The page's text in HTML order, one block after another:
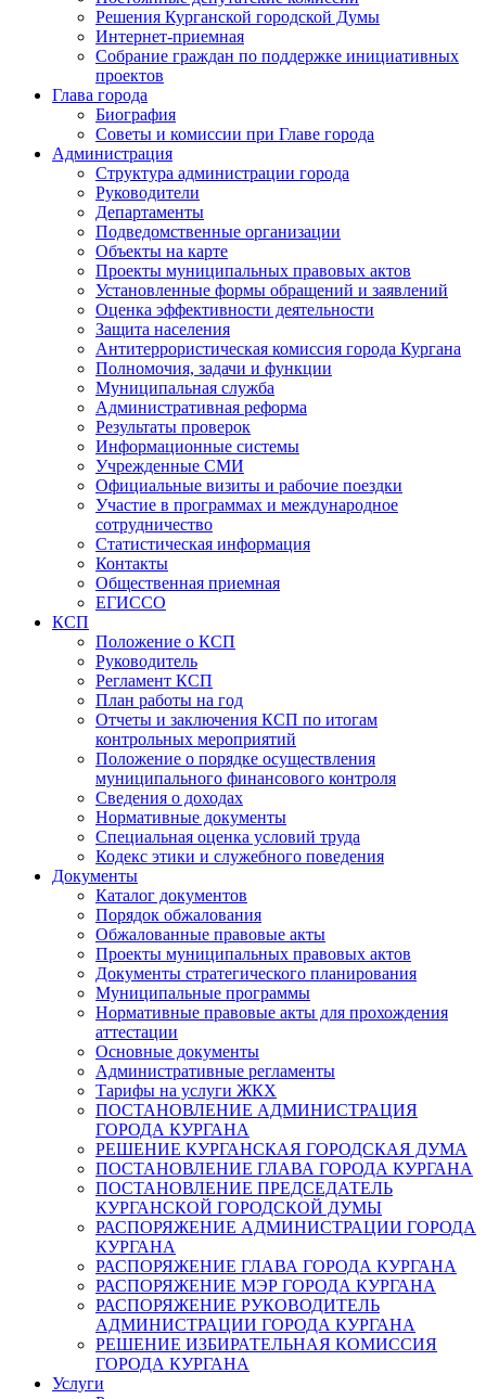
Решения Курганской городской Думы
Интернет-приемная
Собрание граждан по поддержке инициативных
проектов
Глава города
Биография
Советы и комиссии при Главе города
Администрация
Структура администрации города
Руководители
Департаменты
Подведомственные организации
Объекты на карте
Проекты муниципальных правовых актов
Установленные формы обращений и заявлений
Оценка эффективности деятельности
Защита населения
Антитеррористическая комиссия города Кургана
Полномочия, задачи и функции
Муниципальная служба
Административная реформа
Результаты проверок
Информационные системы
Учрежденные СМИ
Официальные визиты и рабочие поездки
Участие в программах и международное
сотрудничество
Статистическая информация
Контакты
Общественная приемная
ЕГИССО
КСП
Положение о КСП
Руководитель
Регламент КСП
План работы на год
Отчеты и заключения КСП по итогам
контрольных мероприятий
Положение о порядке осуществления
муниципального финансового контроля
Сведения о доходах
Нормативные документы
Специальная оценка условий труда
Кодекс этики и служебного поведения
Документы
Каталог документов
Порядок обжалования
Обжалованные правовые акты
Проекты муниципальных правовых актов
Документы стратегического планирования
Муниципальные программы
Нормативные правовые акты для прохождения
аттестации
Основные документы
Административные регламенты
Тарифы на услуги ЖКХ
ПОСТАНОВЛЕНИЕ АДМИНИСТРАЦИЯ
ГОРОДА КУРГАНА
РЕШЕНИЕ КУРГАНСКАЯ ГОРОДСКАЯ ДУМА
ПОСТАНОВЛЕНИЕ ГЛАВА ГОРОДА КУРГАНА
ПОСТАНОВЛЕНИЕ ПРЕДСЕДАТЕЛЬ
КУРГАНСКОЙ ГОРОДСКОЙ ДУМЫ
РАСПОРЯЖЕНИЕ АДМИНИСТРАЦИИ ГОРОДА
КУРГАНА
РАСПОРЯЖЕНИЕ ГЛАВА ГОРОДА КУРГАНА
РАСПОРЯЖЕНИЕ МЭР ГОРОДА КУРГАНА
РАСПОРЯЖЕНИЕ РУКОВОДИТЕЛЬ
АДМИНИСТРАЦИИ ГОРОДА КУРГАНА
РЕШЕНИЕ ИЗБИРАТЕЛЬНАЯ КОМИССИЯ
ГОРОДА КУРГАНА
Услуги